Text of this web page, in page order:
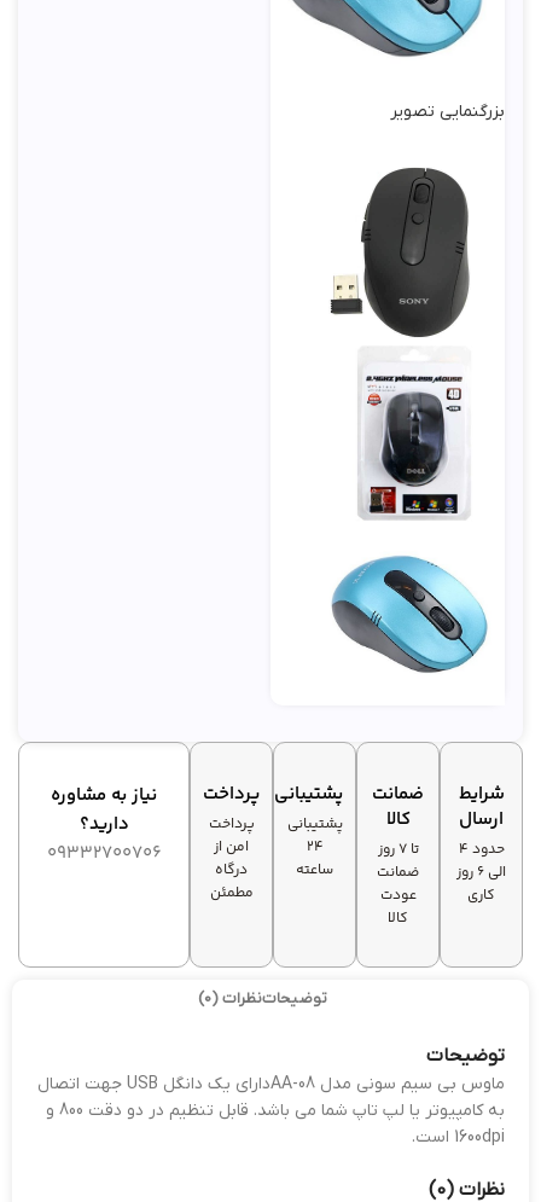
بزرگنمایی تصویر
شرایط
ارسال
حدود 4
الی 6 روز
کاری
ضمانت
کالا
تا ۷ روز
ضمانت
عودت
کالا
پشتیبانی
پشتیبانی
۲۴
ساعته
پرداخت
پرداخت
امن از
درگاه
مطمئن
نیاز به مشاوره
دارید؟
09332700706
توضیحاتنظرات (0)
توضیحات
ماوس بی سیم سونی مدل AA-08دارای یک دانگل USB جهت اتصال
به کامپیوتر یا لپ تاپ شما می باشد. قابل تنظیم در دو دقت 800 و
1600dpi است.
نظرات (0)